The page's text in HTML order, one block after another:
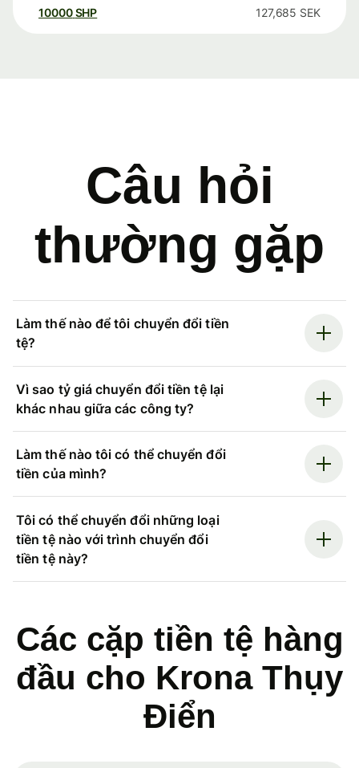
10000 SHP 127,685 SEK
Câu hỏi
thường gặp
Làm thế nào để tôi chuyển đổi tiền
tệ?
Vì sao tỷ giá chuyển đổi tiền tệ lại
khác nhau giữa các công ty?
Làm thế nào tôi có thể chuyển đổi
tiền của mình?
Tôi có thể chuyển đổi những loại
tiền tệ nào với trình chuyển đổi
tiền tệ này?
Các cặp tiền tệ hàng
đầu cho Krona Thụy
Điển